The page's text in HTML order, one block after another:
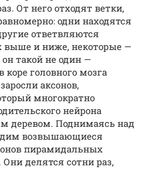
От него отходят ветки,
одни находятся
ответвляются
выше и ниже, некоторые —
такой не один —
головного мозга
аксонов,
многократно
нейрона
деревом. Поднимаясь над
возвышающиеся
пирамидальных
Они делятся сотни раз,